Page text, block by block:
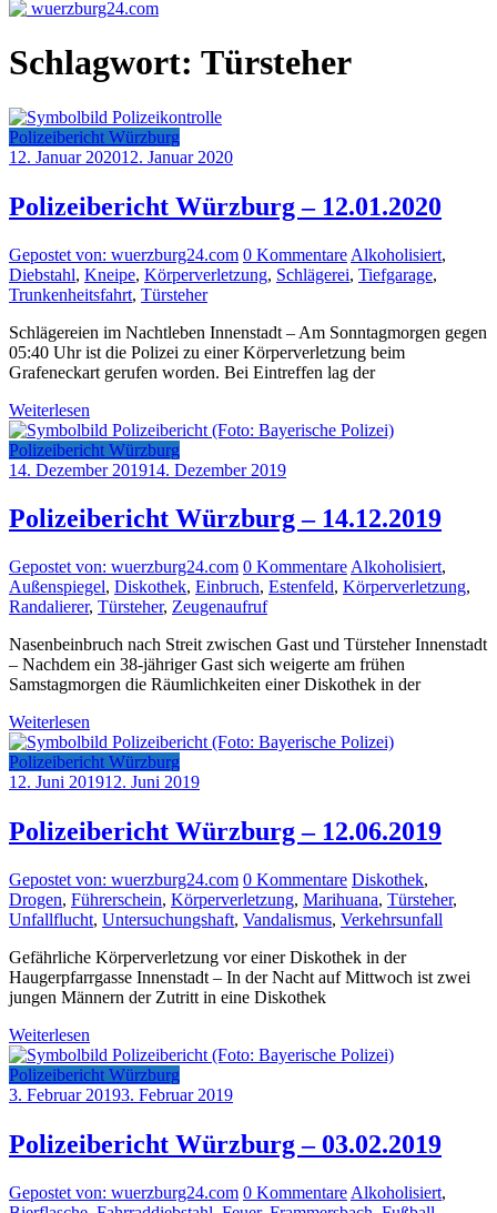
Schlagwort: Türsteher
Polizeibericht Würzburg
12. Januar 202012. Januar 2020
Polizeibericht Würzburg – 12.01.2020
Gepostet von: wuerzburg24.com 0 Kommentare Alkoholisiert,
Diebstahl, Kneipe, Körperverletzung, Schlägerei, Tiefgarage,
Trunkenheitsfahrt, Türsteher
Schlägereien im Nachtleben Innenstadt – Am Sonntagmorgen gegen
05:40 Uhr ist die Polizei zu einer Körperverletzung beim
Grafeneckart gerufen worden. Bei Eintreffen lag der
Weiterlesen
Polizeibericht Würzburg
14. Dezember 201914. Dezember 2019
Polizeibericht Würzburg – 14.12.2019
Gepostet von: wuerzburg24.com 0 Kommentare Alkoholisiert,
Außenspiegel, Diskothek, Einbruch, Estenfeld, Körperverletzung,
Randalierer, Türsteher, Zeugenaufruf
Nasenbeinbruch nach Streit zwischen Gast und Türsteher Innenstadt
– Nachdem ein 38-jähriger Gast sich weigerte am frühen
Samstagmorgen die Räumlichkeiten einer Diskothek in der
Weiterlesen
Polizeibericht Würzburg
12. Juni 201912. Juni 2019
Polizeibericht Würzburg – 12.06.2019
Gepostet von: wuerzburg24.com 0 Kommentare Diskothek,
Drogen, Führerschein, Körperverletzung, Marihuana, Türsteher,
Unfallflucht, Untersuchungshaft, Vandalismus, Verkehrsunfall
Gefährliche Körperverletzung vor einer Diskothek in der
Haugerpfarrgasse Innenstadt – In der Nacht auf Mittwoch ist zwei
jungen Männern der Zutritt in eine Diskothek
Weiterlesen
Polizeibericht Würzburg
3. Februar 20193. Februar 2019
Polizeibericht Würzburg – 03.02.2019
Gepostet von: wuerzburg24.com 0 Kommentare Alkoholisiert,